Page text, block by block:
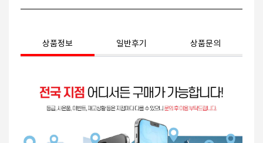
상품정보 일반후기 상품문의